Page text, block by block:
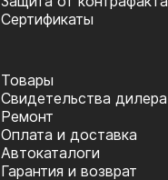
Сертификаты
Товары
Cвидетельства дилера
Ремонт
Оплата и доставка
Автокаталоги
Гарантия и возврат